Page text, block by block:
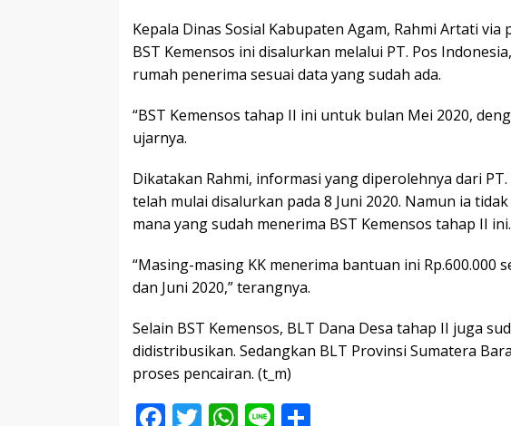
Kepala Dinas Sosial Kabupaten Agam, Rahmi Artati
BST Kemensos ini disalurkan melalui PT. Pos
rumah penerima sesuai data yang sudah ada.
“BST Kemensos tahap II ini untuk bulan Mei 2020,
ujarnya.
Dikatakan Rahmi, informasi yang diperolehnya dari
telah mulai disalurkan pada 8 Juni 2020. Namun ia
mana yang sudah menerima BST Kemensos tahap II ini.
“Masing-masing KK menerima bantuan ini Rp.600.000
dan Juni 2020,” terangnya.
Selain BST Kemensos, BLT Dana Desa tahap II juga
didistribusikan. Sedangkan BLT Provinsi Sumatera
proses pencairan. (t_m)
F T W Li